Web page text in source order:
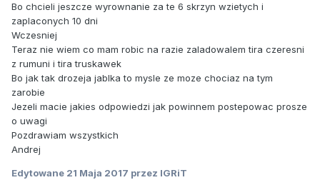
Bo chcieli jeszcze wyrownanie za te 6 skrzyn wzietych i
zaplaconych 10 dni
Wczesniej
Teraz nie wiem co mam robic na razie zaladowalem tira czeresni
z rumuni i tira truskawek
Bo jak tak drozeja jablka to mysle ze moze chociaz na tym
zarobie
Jezeli macie jakies odpowiedzi jak powinnem postepowac prosze
o uwagi
Pozdrawiam wszystkich
Andrej
Edytowane 21 Maja 2017 przez IGRiT